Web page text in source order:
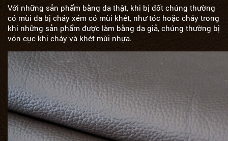
Với những sản phẩm bằng da thật, khi bị đốt chúng thường
có mùi da bị cháy xém có mùi khét, như tóc hoặc cháy trong
khi những sản phẩm được làm bằng da giả, chúng thường bị
vón cục khi cháy và khét mùi nhựa.